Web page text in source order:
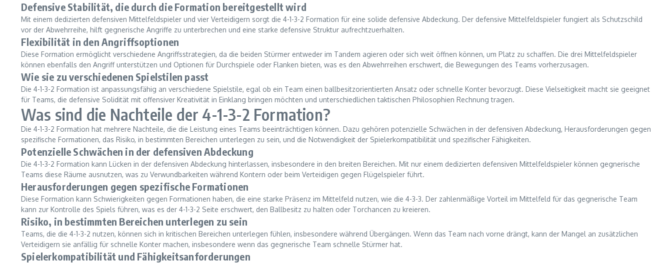
Defensive Stabilität, die durch die Formation bereitgestellt wird
Mit einem dedizierten defensiven Mittelfeldspieler und vier Verteidigern sorgt die 4-1-3-2 Formation für eine solide defensive Abdeckung. Der defensive Mittelfeldspieler fungiert als Schutzschild
vor der Abwehrreihe, hilft gegnerische Angriffe zu unterbrechen und eine starke defensive Struktur aufrechtzuerhalten.
Flexibilität in den Angriffsoptionen
Diese Formation ermöglicht verschiedene Angriffsstrategien, da die beiden Stürmer entweder im Tandem agieren oder sich weit öffnen können, um Platz zu schaffen. Die drei Mittelfeldspieler
können ebenfalls den Angriff unterstützen und Optionen für Durchspiele oder Flanken bieten, was es den Abwehrreihen erschwert, die Bewegungen des Teams vorherzusagen.
Wie sie zu verschiedenen Spielstilen passt
Die 4-1-3-2 Formation ist anpassungsfähig an verschiedene Spielstile, egal ob ein Team einen ballbesitzorientierten Ansatz oder schnelle Konter bevorzugt. Diese Vielseitigkeit macht sie geeignet
für Teams, die defensive Solidität mit offensiver Kreativität in Einklang bringen möchten und unterschiedlichen taktischen Philosophien Rechnung tragen.
Was sind die Nachteile der 4-1-3-2 Formation?
Die 4-1-3-2 Formation hat mehrere Nachteile, die die Leistung eines Teams beeinträchtigen können. Dazu gehören potenzielle Schwächen in der defensiven Abdeckung, Herausforderungen gegen
spezifische Formationen, das Risiko, in bestimmten Bereichen unterlegen zu sein, und die Notwendigkeit der Spielerkompatibilität und spezifischer Fähigkeiten.
Potenzielle Schwächen in der defensiven Abdeckung
Die 4-1-3-2 Formation kann Lücken in der defensiven Abdeckung hinterlassen, insbesondere in den breiten Bereichen. Mit nur einem dedizierten defensiven Mittelfeldspieler können gegnerische
Teams diese Räume ausnutzen, was zu Verwundbarkeiten während Kontern oder beim Verteidigen gegen Flügelspieler führt.
Herausforderungen gegen spezifische Formationen
Diese Formation kann Schwierigkeiten gegen Formationen haben, die eine starke Präsenz im Mittelfeld nutzen, wie die 4-3-3. Der zahlenmäßige Vorteil im Mittelfeld für das gegnerische Team
kann zur Kontrolle des Spiels führen, was es der 4-1-3-2 Seite erschwert, den Ballbesitz zu halten oder Torchancen zu kreieren.
Risiko, in bestimmten Bereichen unterlegen zu sein
Teams, die die 4-1-3-2 nutzen, können sich in kritischen Bereichen unterlegen fühlen, insbesondere während Übergängen. Wenn das Team nach vorne drängt, kann der Mangel an zusätzlichen
Verteidigern sie anfällig für schnelle Konter machen, insbesondere wenn das gegnerische Team schnelle Stürmer hat.
Spielerkompatibilität und Fähigkeitsanforderungen